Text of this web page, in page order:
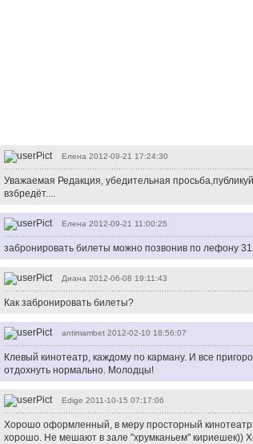
Елена 2012-09-21 17:24:30
Уважаемая Редакция, убедительная
взбредёт....
Елена 2012-09-21 11:00:25
забронировать билеты можно позвонив по лефону
Диана 2012-06-08 19:11:43
Как забронировать билеты?
antimambet 2012-02-10 18:56:07
Клевый кинотеатр, каждому по карману. И все
отдохнуть нормально. Молодцы!
Edige 2011-10-15 07:17:06
Хорошо оформленный, в меру просторный
хорошо. Не мешают в зале "хрумканьем" кириешек))